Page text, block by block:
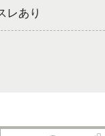
レあり